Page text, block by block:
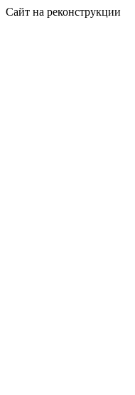
Сайт на реконструкции